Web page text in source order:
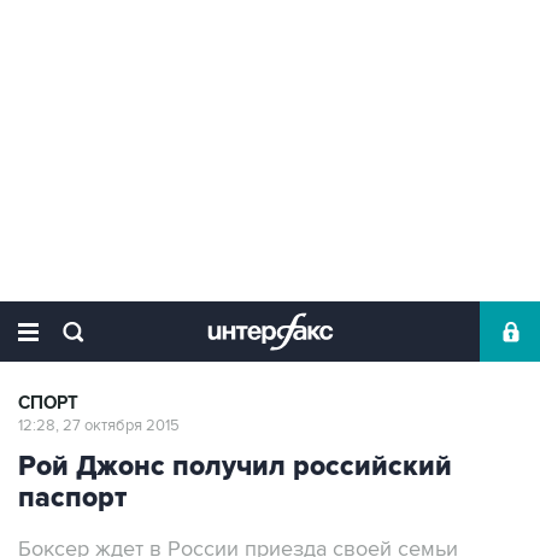
СПОРТ
12:28, 27 октября 2015
Рой Джонс получил российский
паспорт
Боксер ждет в России приезда своей семьи